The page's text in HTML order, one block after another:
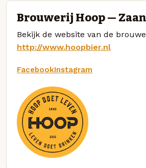
Brouwerij Hoop —
Bekijk de website van de
http://www.hoopbier.nl
FacebookInstagram